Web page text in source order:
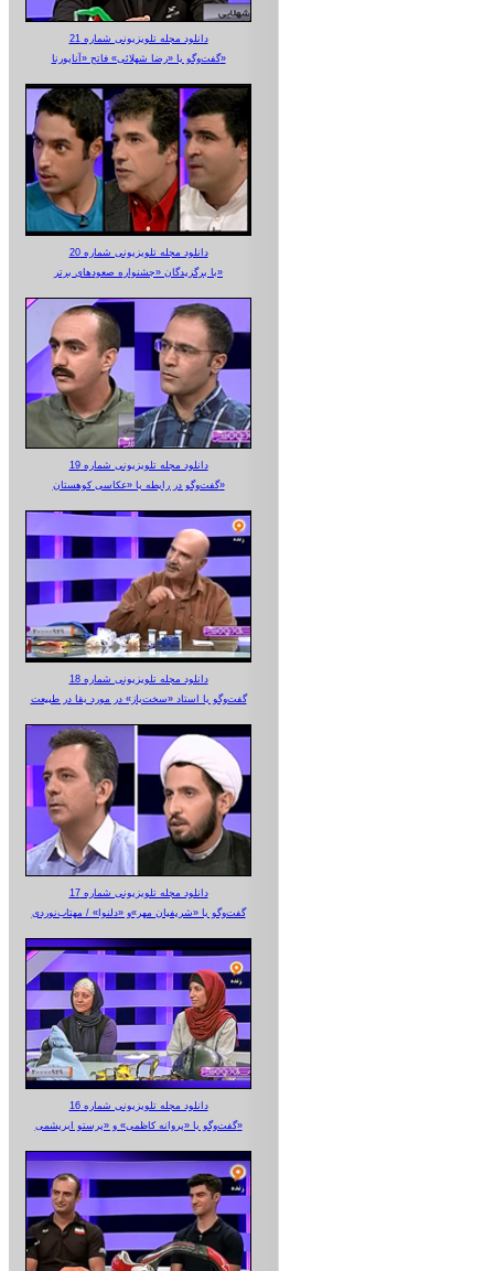
دانلود مجله تلویزیونی شماره 21
گفت‌وگو با «رضا شهلائی» فاتح «آناپورنا»
دانلود مجله تلویزیونی شماره 20
با برگزیدگان «جشنواره صعودهای برتر»
دانلود مجله تلویزیونی شماره 19
گفت‌وگو در رابطه با «عکاسی کوهستان»
دانلود مجله تلویزیونی شماره 18
گفت‌وگو با استاد «سخت‌باز» در مورد بقا در طبیعت
دانلود مجله تلویزیونی شماره 17
گفت‌وگو با «شریفیان مهر»‌و «دلنوا» / مهتاب‌نوردی
دانلود مجله تلویزیونی شماره 16
گفت‌وگو با «پروانه کاظمی» و «پرستو‌ ابریشمی»